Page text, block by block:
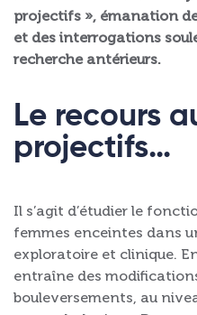
projectifs », émanation
et des interrogations
recherche antérieurs.
Le recours
projectifs…
Il s’agit d’étudier le
femmes enceintes dans
exploratoire et clinique.
entraîne des
bouleversements, au